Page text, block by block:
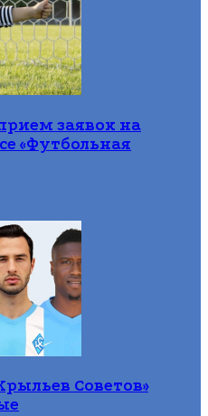
заявок на
«Футбольная
Советов»